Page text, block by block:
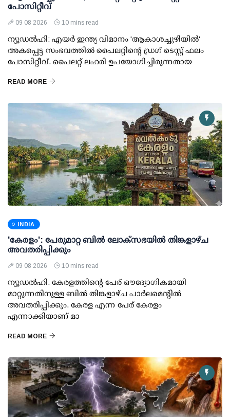
പോസിറ്റീവ്
09 08 2026 10 mins read
ന്യൂഡല്‍ഹി: എയര്‍ ഇന്ത്യ വിമാനം 'ആകാശച്ചുഴിയില്‍'
അകപ്പെട്ട സംഭവത്തില്‍ പൈലറ്റിന്റെ ഡ്രഗ് ടെസ്റ്റ് ഫലം
പോസിറ്റീവ്. പൈലറ്റ് ലഹരി ഉപയോഗിച്ചിരുന്നതായ
READ MORE
INDIA
'കേരളം': പേരുമാറ്റ ബില്‍ ലോക്സഭയില്‍ തിങ്കളാഴ്ച
അവതരിപ്പിക്കും
09 08 2026 10 mins read
ന്യൂഡല്‍ഹി: കേരളത്തിന്റെ പേര് ഔദ്യോഗികമായി
മാറ്റുന്നതിനുള്ള ബില്‍ തിങ്കളാഴ്ച പാര്‍ലമെന്റില്‍
അവതരിപ്പിക്കും. കേരള എന്ന പേര് കേരളം
എന്നാക്കിയാണ് മാ
READ MORE